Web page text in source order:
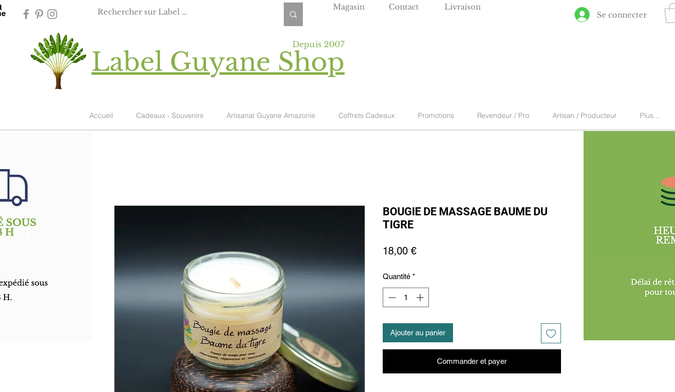
Magasin Contact
Livraison
Se connecter
Label Guyane Shop
Depuis 2007
Accueil Cadeaux - Souvenirs Artisanat Guyane Amazonie Coffrets Cadeaux Promotions Revendeur / Pro Artisan / Producteur Plus...
BOUGIE DE MASSAGE BAUME DU
TIGRE
18,00 €Prix
Quantité *
Ajouter au panier
Commander et payer